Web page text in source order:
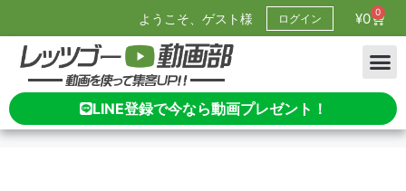
ようこそ、ゲスト様 ログイン ¥0 0
LINE登録で今なら動画プレゼント！